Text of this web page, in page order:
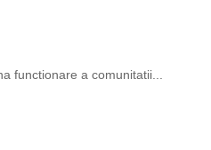
functionare a comunitatii...